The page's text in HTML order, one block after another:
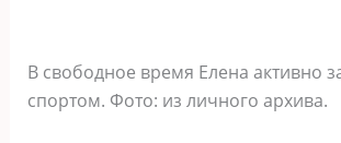
В свободное время Елена активно
спортом. Фото: из личного архива.